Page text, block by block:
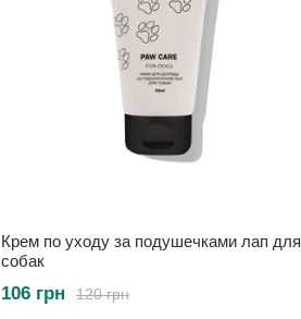
Крем по уходу за подушечками лап для
собак
120 грн
106 грн